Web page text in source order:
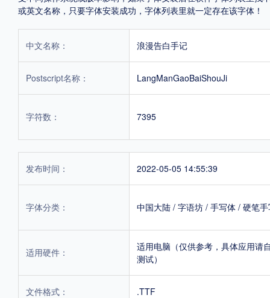
POP字体下载 字库打包下载 海报素材下载
字体新闻 字体文章 字体程序 字体人物 字体网站
或英文名称，只要字体安装成功，字体列表里就一定存在该字体！
中文名称： 浪漫告白手记
Postscript名称： LangManGaoBaiShouJi
字符数： 7395
发布时间： 2022-05-05 14:55:39
字体分类： 中国大陆 / 字语坊 / 手写体 / 硬笔
适用硬件：
适用电脑（仅供参考，具体应用请
测试）
文件格式： .TTF